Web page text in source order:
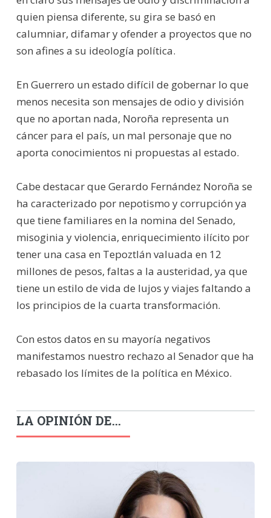
quien piensa diferente, su gira se basó en
calumniar, difamar y ofender a proyectos que no
son afines a su ideología política.
En Guerrero un estado difícil de gobernar lo que
menos necesita son mensajes de odio y división
que no aportan nada, Noroña representa un
cáncer para el país, un mal personaje que no
aporta conocimientos ni propuestas al estado.
Cabe destacar que Gerardo Fernández Noroña se
ha caracterizado por nepotismo y corrupción ya
que tiene familiares en la nomina del Senado,
misoginia y violencia, enriquecimiento ilícito por
tener una casa en Tepoztlán valuada en 12
millones de pesos, faltas a la austeridad, ya que
tiene un estilo de vida de lujos y viajes faltando a
los principios de la cuarta transformación.
Con estos datos en su mayoría negativos
manifestamos nuestro rechazo al Senador que ha
rebasado los límites de la política en México.
LA OPINIÓN DE...